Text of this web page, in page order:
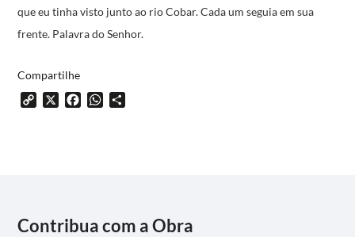
que eu tinha visto junto ao rio Cobar.Cada um seguia em sua
frente. Palavra do Senhor.
Compartilhe
Copy X FacebookWhatsApp
Contribua com a Obra